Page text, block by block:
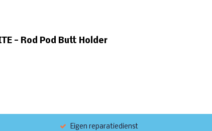
- Rod Pod Butt Holder
Eigen reparatiedienst